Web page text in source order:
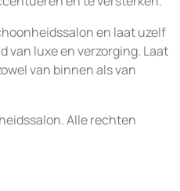
en laat uzelf
van luxe en verzorging. Laat
van binnen als van
Alle rechten